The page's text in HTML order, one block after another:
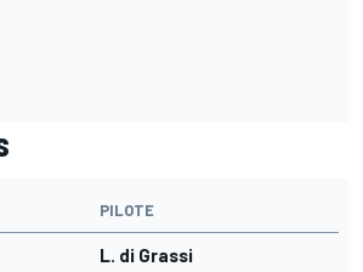
PILOTE
L. di Grassi